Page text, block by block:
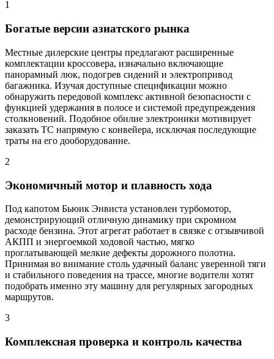
1
Богатые версии азиатского рынка
Местные дилерские центры предлагают расширенные
комплектации кроссовера, изначально включающие
панорамный люк, подогрев сидений и электропривод
багажника. Изучая доступные спецификации можно
обнаружить передовой комплекс активной безопасности с
функцией удержания в полосе и системой предупреждения
столкновений. Подобное обилие электроники мотивирует
заказать ТС напрямую с конвейера, исключая последующие
траты на его дооборудование.
2
Экономичный мотор и плавность хода
Под капотом Бьюик Энвиста установлен турбомотор,
демонстрирующий отличную динамику при скромном
расходе бензина. Этот агрегат работает в связке с отзывчивой
АКПП и энергоемкой ходовой частью, мягко
проглатывающей мелкие дефекты дорожного полотна.
Принимая во внимание столь удачный баланс уверенной тяги
и стабильного поведения на трассе, многие водители хотят
подобрать именно эту машину для регулярных загородных
маршрутов.
3
Комплексная проверка и контроль качества